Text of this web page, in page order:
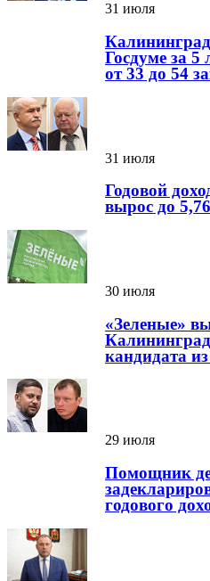
31 июля
Госдуме за 5
от 33 до 54
31 июля
Годовой
вырос до
30 июля
«Зеленые»
кандидата
29 июля
Помощник
годового